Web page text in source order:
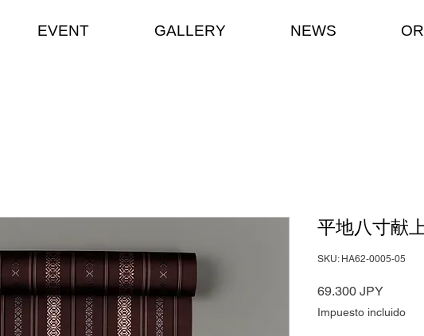
EVENT GALLERY NEWS
平地八寸献
SKU: HA62-0005-05
69.300 JPYPrecio
Impuesto incluido